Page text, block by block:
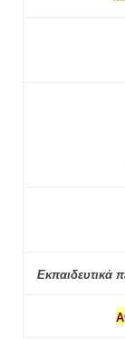
Εκπαιδευτικά